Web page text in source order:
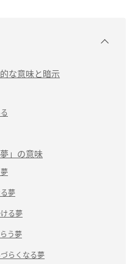
な意味と暗示
」の意味
夢
る夢
う夢
らくなる夢